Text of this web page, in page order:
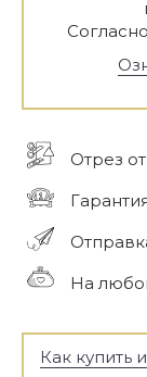
Отрез
На
Как купить